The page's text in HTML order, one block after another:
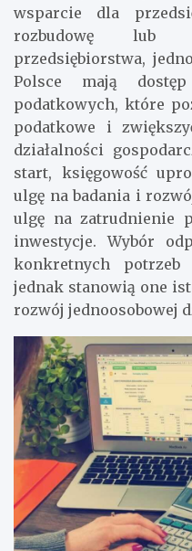
wsparcie dla
rozbudowę lub
przedsiębiorstwa,
Polsce mają
podatkowych, które
podatkowe i
działalności
start, księgowość
ulgę na badania i
ulgę na zatrudnienie
inwestycje. Wybór
konkretnych potrzeb
jednak stanowią one
rozwój jednoosobowej